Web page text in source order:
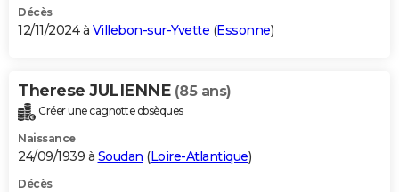
Décès
12/11/2024 à Villebon-sur-Yvette (Essonne)
Therese JULIENNE (85 ans)
Créer une cagnotte obsèques
Naissance
24/09/1939 à Soudan (Loire-Atlantique)
Décès